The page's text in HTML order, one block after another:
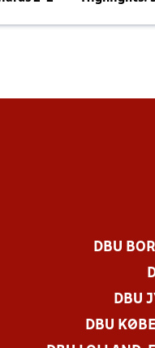
DBU
DBU
DBU